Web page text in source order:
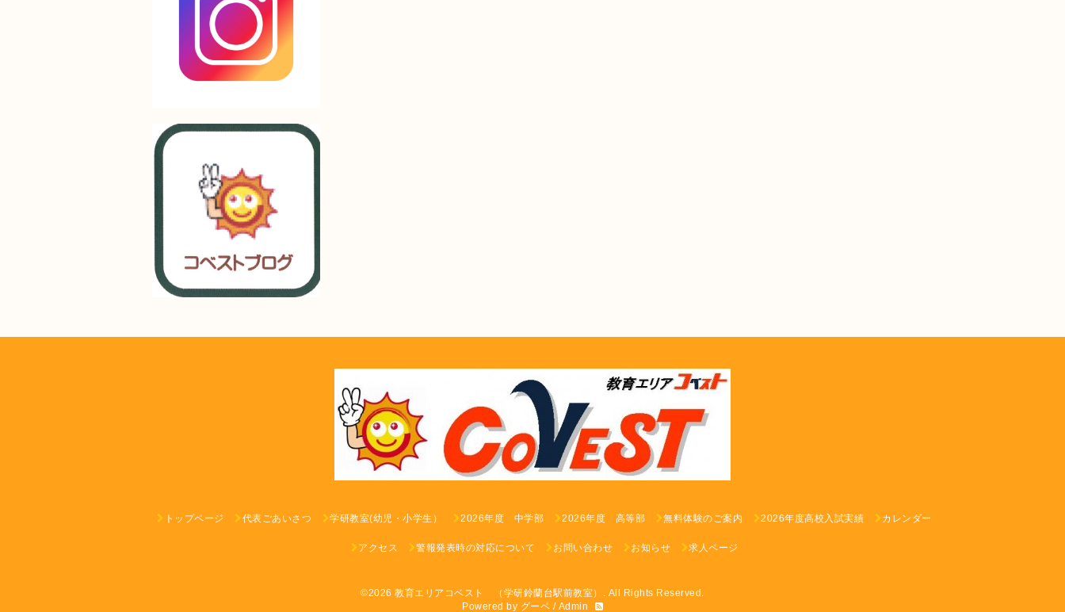
トップページ 代表ごあいさつ 学研教室(幼児・小学生） 2026年度 中学部 2026年度 高等部 無料体験のご案内 2026年度高校入試実績 カレンダー
アクセス 警報発表時の対応について お問い合わせ お知らせ 求人ページ
©2026教育エリアコベスト （学研鈴蘭台駅前教室） . All Rights Reserved.
Powered by グーペ / Admin